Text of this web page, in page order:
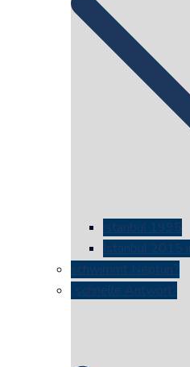
istanbul 1995
Istanbul 2015
schwimmt Neptun?
„schnelle Antwort“